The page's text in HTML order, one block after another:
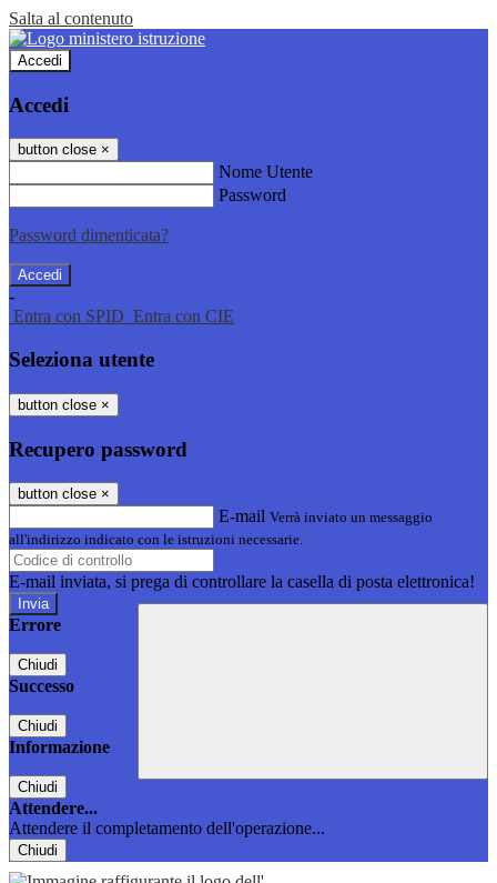
Salta al contenuto
Accedi
Accedi
button close ×
Nome Utente
Password
Password dimenticata?
-
Entra con SPID Entra con CIE
Seleziona utente
button close ×
Recupero password
button close ×
E-mail Verrà inviato un messaggio
all'indirizzo indicato con le istruzioni necessarie.
E-mail inviata, si prega di controllare la casella di posta elettronica!
Errore
Chiudi
Successo
Chiudi
Informazione
Chiudi
Attendere...
Attendere il completamento dell'operazione...
Chiudi